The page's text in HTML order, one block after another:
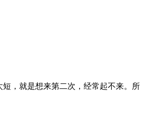
，就是想来第二次，经常起不来。所